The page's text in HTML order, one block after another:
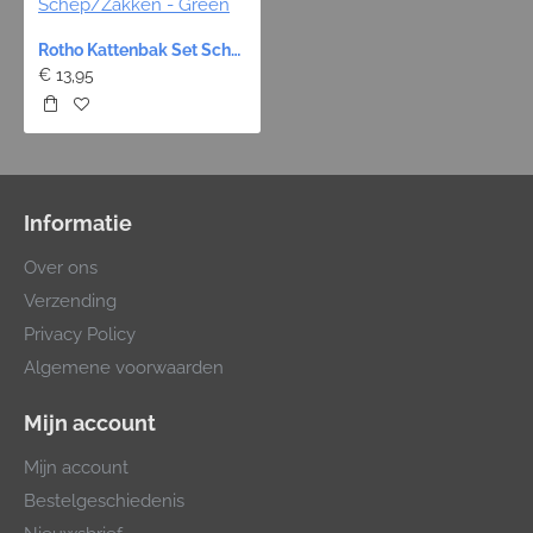
Rotho Kattenbak Set Schep/Zakken - Green
€ 13,95
Informatie
Over ons
Verzending
Privacy Policy
Algemene voorwaarden
Mijn account
Mijn account
Bestelgeschiedenis